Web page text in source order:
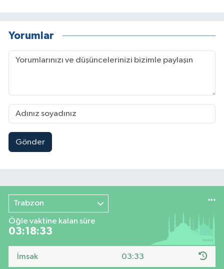
Yorumlar
Gönder
Trabzon
Öğle vaktine kalan süre
03:18:33
İmsak 03:33